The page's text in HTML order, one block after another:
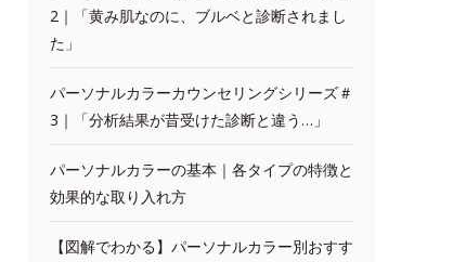
2｜「黄み肌なのに、ブルベと診断されまし
た」
パーソナルカラーカウンセリングシリーズ＃
3｜「分析結果が昔受けた診断と違う…」
パーソナルカラーの基本｜各タイプの特徴と
効果的な取り入れ方
【図解でわかる】パーソナルカラー別おすす